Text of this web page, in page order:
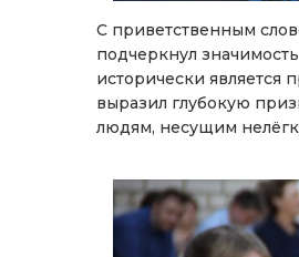
С приветственным
подчеркнул
исторически является
выразил глубокую
людям, несущим